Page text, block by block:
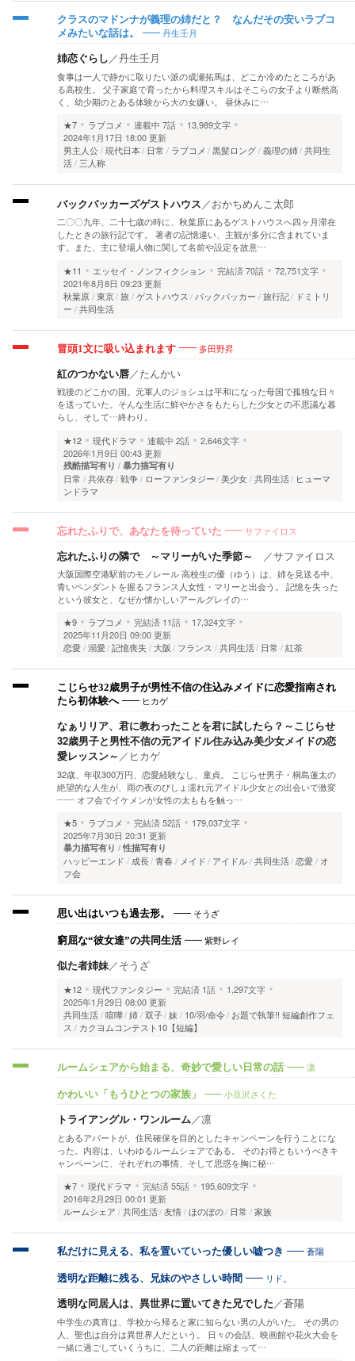
クラスのマドンナが義理の姉だと？ なんだその安いラブコ
メみたいな話は。
丹生壬月
姉恋ぐらし／丹生壬月
食事は一人で静かに取りたい派の成瀬拓馬は、どこか冷めたところがあ
る高校生。 父子家庭で育ったから料理スキルはそこらの女子より断然高
く、幼少期のとある体験から大の女嫌い。 昼休みに…
★7
ラブコメ 連載中 7話
13,989文字
2024年1月17日 18:00 更新
男主人公 現代日本 日常 ラブコメ 黒髪ロング 義理の姉 共同生
活
三人称
バックパッカーズゲストハウス／おかちめんこ太郎
二〇〇九年、二十七歳の時に、秋葉原にあるゲストハウスへ四ヶ月滞在
したときの旅行記です。 著者の記憶違い、主観が多分に含まれていま
す。また、主に登場人物に関して名前や設定を故意…
★11
エッセイ・ノンフィクション 完結済70話
72,751文字
2021年8月8日 09:23 更新
秋葉原 東京 旅 ゲストハウス バックパッカー 旅行記
ドミトリ
ー
共同生活
冒頭1文に吸い込まれます 多田野昇
紅のつかない唇／たんかい
戦後のどこかの国。元軍人のジョシュは平和になった母国で孤独な日々
を送っていた。そんな生活に鮮やかさをもたらした少女との不思議な暮
らし、そして…終わり。
★12
現代ドラマ 連載中 2話
2,646文字
2026年1月9日 00:43 更新
残酷描写有り 暴力描写有り
日常 共依存 戦争 ローファンタジー 美少女 共同生活
ヒューマ
ンドラマ
忘れたふりで、あなたを待っていた サファイロス
忘れたふりの隣で ～マリーがいた季節～ ／サファイロス
大阪国際空港駅前のモノレール 高校生の優（ゆう）は、姉を見送る中、
青いペンダントを握るフランス人女性・マリーと出会う。 記憶を失った
という彼女と、なぜか懐かしいアールグレイの…
★9
ラブコメ 完結済 11話
17,324文字
2025年11月20日 09:00 更新
恋愛 溺愛 記憶喪失 大阪 フランス 共同生活 日常 紅茶
こじらせ32歳男子が男性不信の住込みメイドに恋愛指南され
たら初体験へ
ヒカゲ
なぁリリア、君に教わったことを君に試したら？～こじらせ
32歳男子と男性不信の元アイドル住み込み美少女メイドの恋
愛レッスン～ ／ ヒカゲ
32歳、年収300万円、恋愛経験なし、童貞。 こじらせ男子・桐島蓮太の
絶望的な人生が、雨の夜のびしょ濡れ元アイドル少女との出会いで激変
—— オフ会でイケメンが女性の太ももを触っ…
★5
ラブコメ 完結済52話
179,037文字
2025年7月30日 20:31 更新
暴力描写有り 性描写有り
ハッピーエンド 成長 青春 メイド アイドル 共同生活 恋愛
オ
フ会
思い出はいつも過去形。 そうざ
窮屈な“彼女達”の共同生活 紫野レイ
似た者姉妹／そうざ
★12 現代ファンタジー 完結済 1話
1,297文字
2025年1月29日 08:00 更新
共同生活 喧嘩 姉 双子 妹 10/羽/命令 お題で執筆!! 短編創作フェ
ス
カクヨムコンテスト10【短編】
ルームシェアから始まる、奇妙で愛しい日常の話 凛
かわいい「もうひとつの家族」 小豆沢さくた
トライアングル・ワンルーム／凛
とあるアパートが、住民確保を目的としたキャンペーンを行うことにな
った。内容は、いわゆるルームシェアである。 そのお得ともいうべきキ
ャンペーンに、それぞれの事情、そして思惑を胸に秘…
★7
現代ドラマ 完結済55話
195,609文字
2016年2月29日 00:01 更新
ルームシェア
共同生活 友情 ほのぼの 日常 家族
私だけに見える、私を置いていった優しい嘘つき 蒼陽
透明な距離に残る、兄妹のやさしい時間 リド。
透明な同居人は、異世界に置いてきた兄でした／蒼陽
中学生の真宵は、学校から帰ると家に知らない男の人がいた。 その男の
人、聖也は自分は異世界人だという。 日々の会話、映画館や花火大会を
一緒に過ごしていくうちに、二人の距離は縮まって…